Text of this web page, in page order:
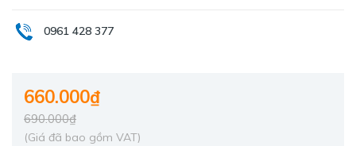
0961 428 377
660.000₫
690.000₫
(Giá đã bao gồm VAT)